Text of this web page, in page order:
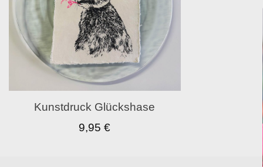
Kunstdruck Glückshase
9,95€